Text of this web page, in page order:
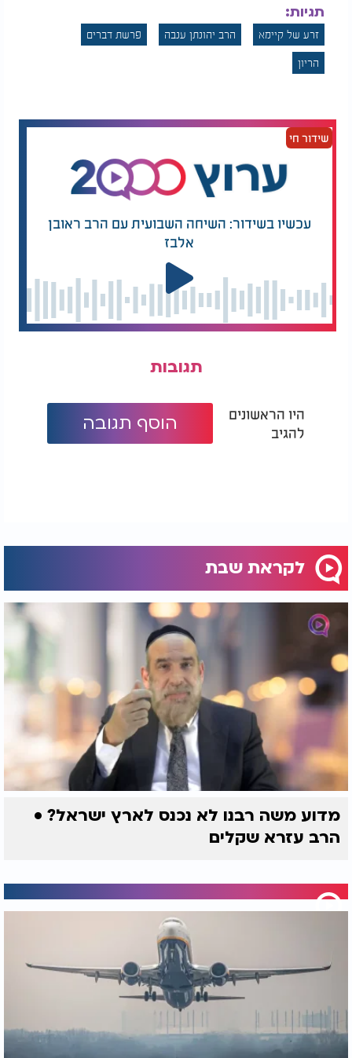
תגיות:
זרע של קיימא הרב יהונתן ענבה
פרשת דברים
הריון
שידור חי
עכשיו בשידור: השיחה השבועית עם הרב ראובן
אלבז
תגובות
היו הראשונים
להגיב
הוסף תגובה
לקראת שבת
מדוע משה רבנו לא נכנס לארץ ישראל? •
הרב עזרא שקלים